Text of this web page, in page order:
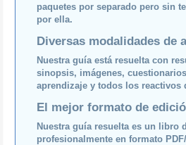
paquetes por separado pero sin
por ella.
Diversas modalidades de
Nuestra guía está resuelta con
sinopsis, imágenes,
aprendizaje y todos los reactivos
El mejor formato de
Nuestra guía resuelta es un libro
profesionalmente en formato